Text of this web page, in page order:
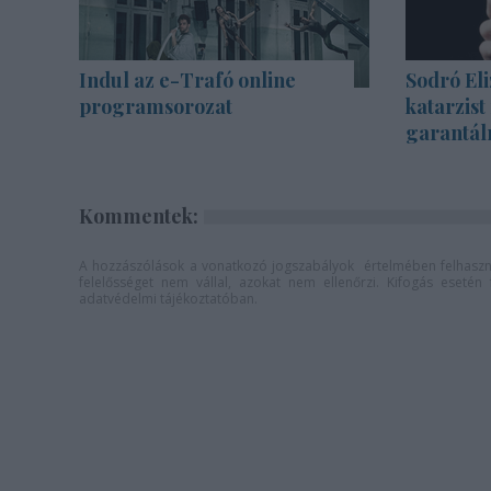
Indul az e-Trafó online
programsorozat
Sodró
katarzist
Kommentek: